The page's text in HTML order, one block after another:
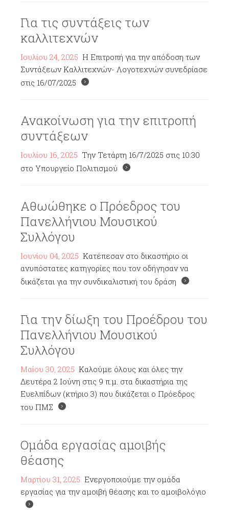
Για τις συντάξεις των
καλλιτεχνών
Ιουλίου 24, 2025 Η Επιτροπή για την απόδοση των
Συντάξεων Καλλιτεχνών- Λογοτεχνών συνεδρίασε
στις 16/07/2025
Ανακοίνωση για την επιτροπή
συντάξεων
Ιουλίου 16, 2025 Την Τετάρτη 16/7/2025 στις 10:30
στο Υπουργείο Πολιτισμού
Αθωώθηκε ο Πρόεδρος του
Πανελλήνιου Μουσικού
Συλλόγου
Ιουνίου 04, 2025 Κατέπεσαν στο δικαστήριο οι
ανυπόστατες κατηγορίες που τον οδήγησαν να
δικάζεται για την συνδικαλιστική του δράση
Για την δίωξη του Προέδρου του
Πανελλήνιου Μουσικού
Συλλόγου
Μαΐου 30, 2025 Καλούμε όλους και όλες την
Δευτέρα 2 Ιούνη στις 9 π.μ. στα δικαστήρια της
Ευελπίδων (κτήριο 3) που δικάζεται ο Πρόεδρος
του ΠΜΣ
Ομάδα εργασίας αμοιβής
θέασης
Μαρτίου 31, 2025 Ενεργοποιούμε την ομάδα
εργασίας για την αμοιβή θέασης και το αμοιβολόγιο